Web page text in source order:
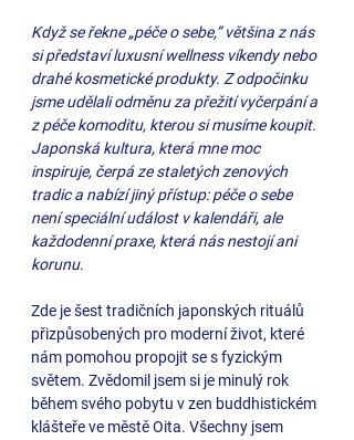
Když se řekne „péče o sebe,” většina z nás
si představí luxusní wellness víkendy nebo
drahé kosmetické produkty. Z odpočinku
jsme udělali odměnu za přežití vyčerpání a
z péče komoditu, kterou si musíme koupit.
Japonská kultura, která mne moc
inspiruje, čerpá ze staletých zenových
tradic a nabízí jiný přístup: péče o sebe
není speciální událost v kalendáři, ale
každodenní praxe, která nás nestojí ani
korunu.
Zde je šest tradičních japonských rituálů
přizpůsobených pro moderní život, které
nám pomohou propojit se s fyzickým
světem. Zvědomil jsem si je minulý rok
během svého pobytu v zen buddhistickém
klášteře ve městě Oita. Všechny jsem